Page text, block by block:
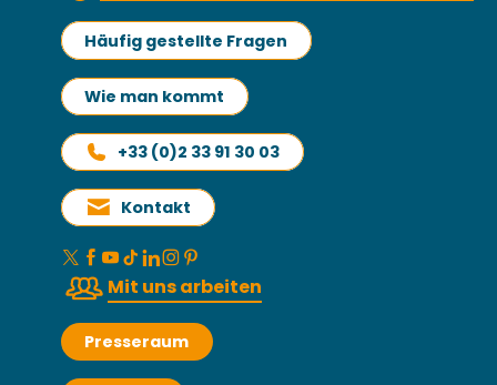
Häufig gestellte Fragen
Wie man kommt
+33 (0)2 33 91 30 03
Kontakt
Mit uns arbeiten
Presseraum